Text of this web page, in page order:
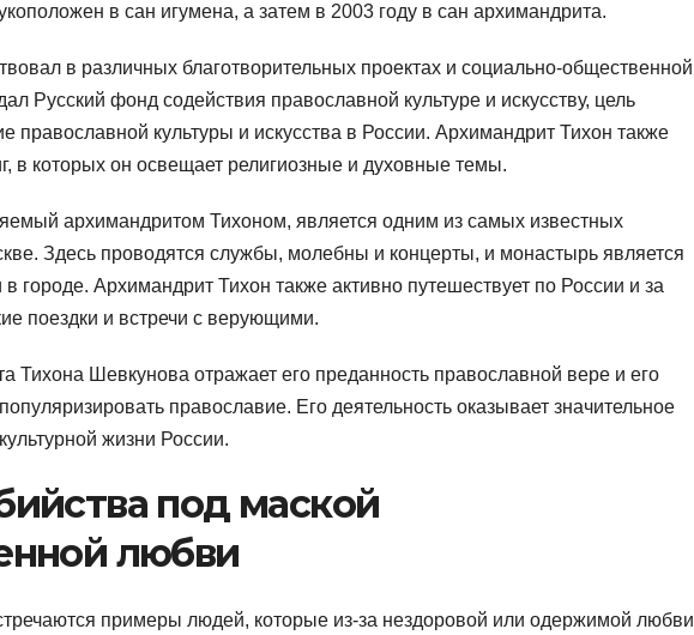
в сан игумена, а затем в 2003 году в сан архимандрита.
в различных благотворительных проектах и социально-общественной
Русский фонд содействия православной культуре и искусству, цель
православной культуры и искусства в России. Архимандрит Тихон также
в которых он освещает религиозные и духовные темы.
архимандритом Тихоном, является одним из самых известных
Здесь проводятся службы, молебны и концерты, и монастырь является
городе. Архимандрит Тихон также активно путешествует по России и за
поездки и встречи с верующими.
Тихона Шевкунова отражает его преданность православной вере и его
православие. Его деятельность оказывает значительное
жизни России.
под маской
любви
примеры людей, которые из-за нездоровой или одержимой любви